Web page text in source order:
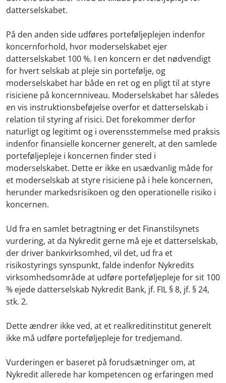
datterselskabet.
På den anden side udføres porteføljeplejen indenfor
koncernforhold, hvor moderselskabet ejer
datterselskabet 100 %. I en koncern er det nødvendigt
for hvert selskab at pleje sin portefølje, og
moderselskabet har både en ret og en pligt til at styre
risiciene på koncernniveau. Moderselskabet har således
en vis instruktionsbeføjelse overfor et datterselskab i
relation til styring af risici. Det forekommer derfor
naturligt og legitimt og i overensstemmelse med praksis
indenfor finansielle koncerner generelt, at den samlede
porteføljepleje i koncernen finder sted i
moderselskabet. Dette er ikke en usædvanlig måde for
et moderselskab at styre risiciene på i hele koncernen,
herunder markedsrisikoen og den operationelle risiko i
koncernen.
Ud fra en samlet betragtning er det Finanstilsynets
vurdering, at da Nykredit gerne må eje et datterselskab,
der driver bankvirksomhed, vil det, ud fra et
risikostyrings synspunkt, falde indenfor Nykredits
virksomhedsområde at udføre porteføljepleje for sit 100
% ejede datterselskab Nykredit Bank, jf. FIL § 8, jf. § 24,
stk. 2.
Dette ændrer ikke ved, at et realkreditinstitut generelt
ikke må udføre porteføljepleje for tredjemand.
Vurderingen er baseret på forudsætninger om, at
Nykredit allerede har kompetencen og erfaringen med